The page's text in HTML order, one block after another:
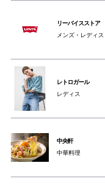
リーバイスストア
メンズ・レディス
レトロガール
レディス
中央軒
中華料理